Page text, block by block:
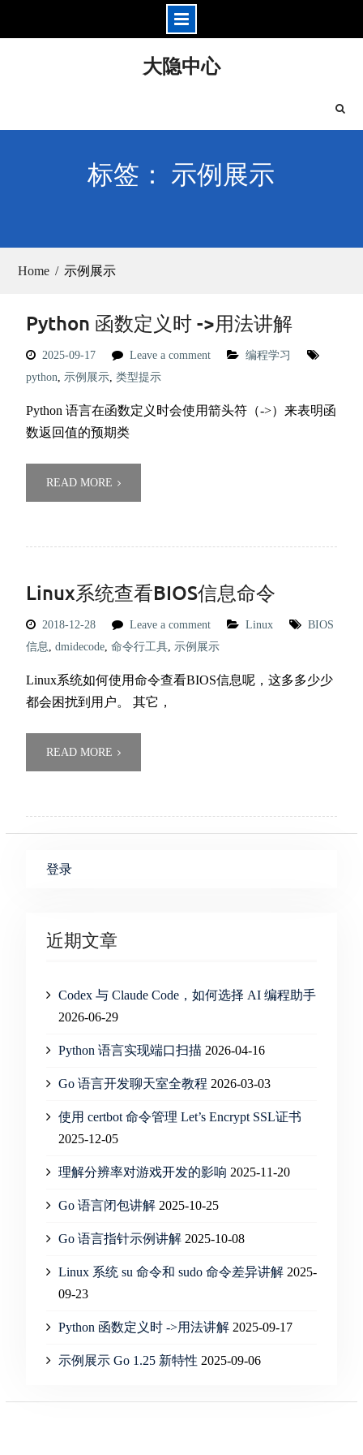
大隐中心
标签： 示例展示
Home 示例展示
Python 函数定义时 ->用法讲解
2025-09-17 Leave a comment
编程学习
python, 示例展示, 类型提示
Python 语言在函数定义时会使用箭头符（->）来表明函
数返回值的预期类
READ MORE
Linux系统查看BIOS信息命令
2018-12-28 Leave a comment Linux
BIOS
信息, dmidecode, 命令行工具, 示例展示
Linux系统如何使用命令查看BIOS信息呢，这多多少少
都会困扰到用户。 其它，
READ MORE
登录
近期文章
Codex 与 Claude Code，如何选择 AI 编程助手
2026-06-29
Python 语言实现端口扫描 2026-04-16
Go 语言开发聊天室全教程 2026-03-03
使用 certbot 命令管理 Let’s Encrypt SSL证书
2025-12-05
理解分辨率对游戏开发的影响 2025-11-20
Go 语言闭包讲解 2025-10-25
Go 语言指针示例讲解 2025-10-08
Linux 系统 su 命令和 sudo 命令差异讲解 2025-
09-23
Python 函数定义时 ->用法讲解 2025-09-17
示例展示 Go 1.25 新特性 2025-09-06